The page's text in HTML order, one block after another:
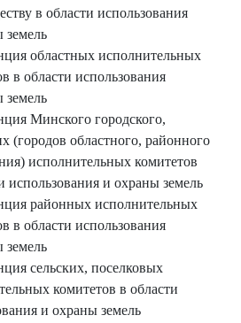
в области использования
земель
областных исполнительных
в области использования
земель
Минского городского,
(городов областного, районного
исполнительных комитетов
использования и охраны земель
районных исполнительных
в области использования
земель
сельских, поселковых
комитетов в области
и охраны земель